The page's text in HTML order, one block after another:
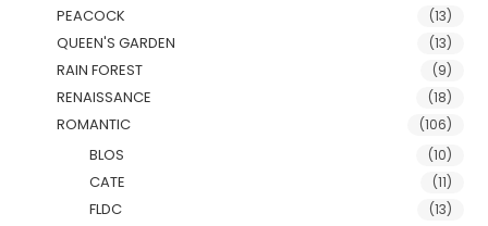
PEACOCK (13)
QUEEN'S GARDEN (13)
RAIN FOREST (9)
RENAISSANCE (18)
ROMANTIC (106)
BLOS (10)
CATE (11)
FLDC (13)